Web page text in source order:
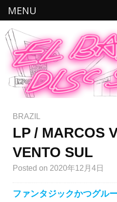
BRAZIL
LP / MARCOS
VENTO SUL
Posted on 2020年12月4日
ファンタジックかつグル
MENU